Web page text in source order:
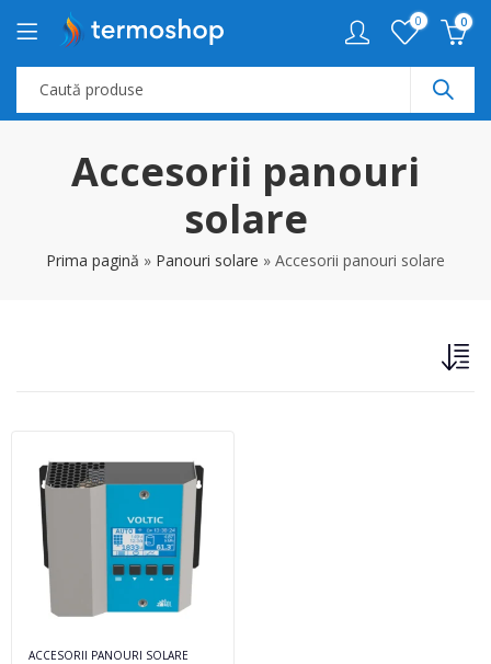
0 0
Accesorii panouri
solare
Prima pagină » Panouri solare » Accesorii panouri solare
ACCESORII PANOURI SOLARE